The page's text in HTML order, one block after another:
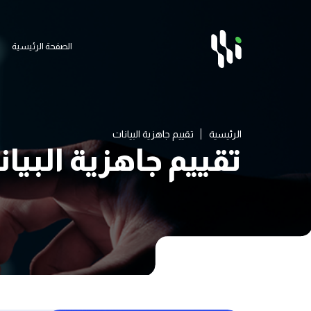
الصفحة الرئيسية
الرئيسية تقييم جاهزية البيانات
تقييم جاهزية